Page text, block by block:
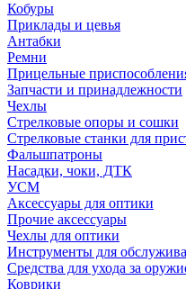
Кобуры
Приклады и цевья
Антабки
Ремни
Прицельные
Запчасти и принадлежности
Чехлы
Стрелковые опоры и сошки
Стрелковые станки для
Фальшпатроны
Насадки, чоки, ДТК
УСМ
Аксессуары для оптики
Прочие аксессуары
Чехлы для оптики
Инструменты для
Средства для ухода за
Коврики